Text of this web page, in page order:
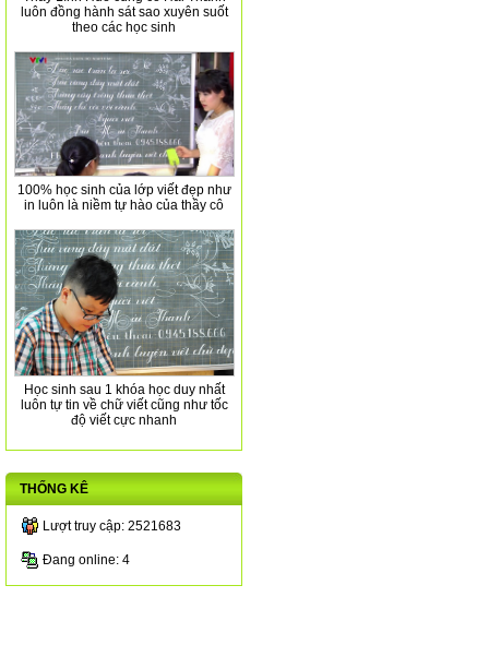
luôn đồng hành sát sao xuyên suốt
theo các học sinh
100% học sinh của lớp viết đẹp như
in luôn là niềm tự hào của thầy cô
Học sinh sau 1 khóa học duy nhất
luôn tự tin về chữ viết cũng như tốc
độ viết cực nhanh
THỐNG KÊ
Lượt truy cập: 2521683
Đang online: 4